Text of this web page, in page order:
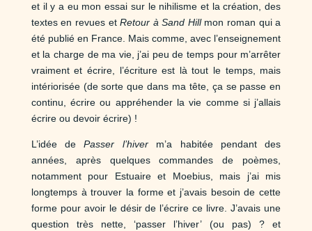
et il y a eu mon essai sur le nihilisme et la création, des
textes en revues etRetour à Sand Hillmon roman qui a
été publié en France. Mais comme, avec l’enseignement
et la charge de ma vie, j’ai peu de temps pour m’arrêter
vraiment et écrire, l’écriture est là tout le temps, mais
intériorisée (de sorte que dans ma tête, ça se passe en
continu, écrire ou appréhender la vie comme si j’allais
écrire ou devoir écrire) !
L’idée dePasser l’hiverm’a habitée pendant des
années, après quelques commandes de poèmes,
notamment pour Estuaire et Moebius, mais j’ai mis
longtemps à trouver la forme et j’avais besoin de cette
forme pour avoir le désir de l’écrire ce livre. J’avais une
question très nette, ‘passer l’hiver’ (ou pas) ? et